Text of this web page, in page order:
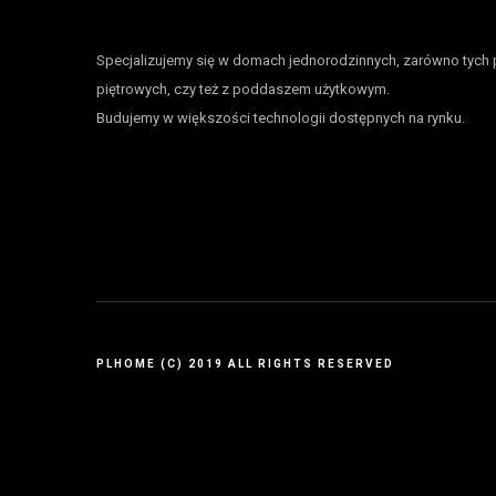
Specjalizujemy się w domach jednorodzinnych, zarówno tych
piętrowych, czy też z poddaszem użytkowym.
Budujemy w większości technologii dostępnych na rynku.
PLHOME (C) 2019 ALL RIGHTS RESERVED